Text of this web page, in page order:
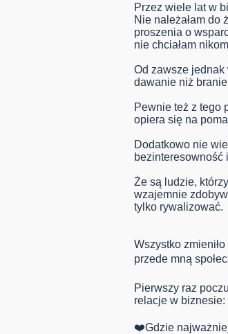
Przez wiele lat w
Nie należałam do
proszenia o
nie chciałam
Od zawsze jednak
dawanie niż
Pewnie też z tego
opiera się na
Dodatkowo nie
bezinteresowność
Że są ludzie,
wzajemnie
tylko rywalizować.
Wszystko
przede mną
Pierwszy raz
relacje w biznesie:
❤️Gdzie